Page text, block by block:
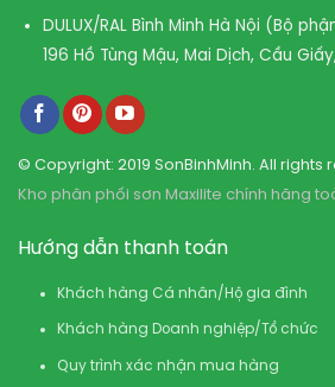
DULUX/RAL Bình Minh Hà Nội (Bộ
196 Hồ Tùng Mậu, Mai Dịch, Cầu
© Copyright: 2019 SonBinhMinh. All rights
Kho phân phối sơn Maxilite chính hãng
Hướng dẫn thanh toán
Khách hàng Cá nhân/Hộ gia đình
Khách hàng Doanh nghiệp/Tổ chức
Quy trình xác nhận mua hàng